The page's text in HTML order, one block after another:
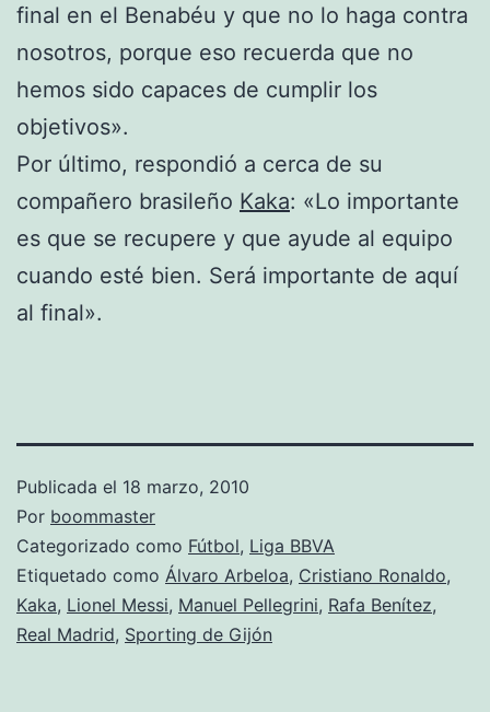
final en el Benabéu y que no lo haga contra
nosotros, porque eso recuerda que no
hemos sido capaces de cumplir los
objetivos».
Por último, respondió a cerca de su
compañero brasileño Kaka: «Lo importante
es que se recupere y que ayude al equipo
cuando esté bien. Será importante de aquí
al final».
Publicada el 18 marzo, 2010
Por boommaster
Categorizado como Fútbol, Liga BBVA
Etiquetado como Álvaro Arbeloa, Cristiano Ronaldo,
Kaka, Lionel Messi, Manuel Pellegrini, Rafa Benítez,
Real Madrid, Sporting de Gijón